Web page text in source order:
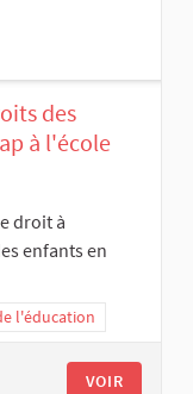
des
à l'école
droit à
enfants en
l'éducation
VOIR